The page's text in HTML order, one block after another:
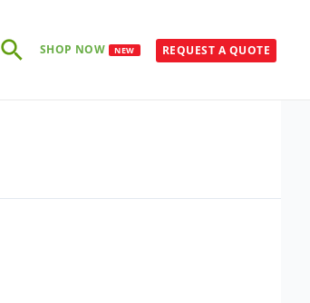
ПоискSHOP NOW NEW REQUEST A QUOTE